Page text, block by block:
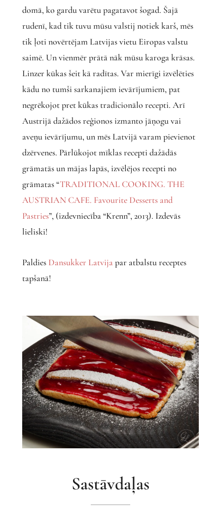
domā, ko gardu varētu pagatavot šogad. Šajā
rudenī, kad tik tuvu mūsu valstij notiek karš, mēs
tik ļoti novērtējam Latvijas vietu Eiropas valstu
saimē. Un vienmēr prātā nāk mūsu karoga krāsas.
Linzer kūkas šeit kā radītas. Var mierīgi izvēlēties
kādu no tumši sarkanajiem ievārījumiem, pat
negrēkojot pret kūkas tradicionālo recepti. Arī
Austrijā dažādos reģionos izmanto jāņogu vai
aveņu ievārījumu, un mēs Latvijā varam pievienot
dzērvenes. Pārlūkojot mīklas recepti dažādās
grāmatās un mājas lapās, izvēlējos recepti no
grāmatas “TRADITIONAL COOKING. THE
AUSTRIAN CAFE. Favourite Desserts and
Pastries”, (izdevniecība “Krenn”, 2013). Izdevās
lieliski!
Paldies Dansukker Latvijapar atbalstu receptes
tapšanā!
Sastāvdaļas